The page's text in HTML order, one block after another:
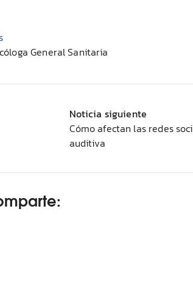
General Sanitaria
Noticia siguiente
Cómo afectan las redes
auditiva